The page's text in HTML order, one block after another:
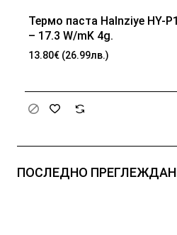
Термо паста Halnziye HY-
– 17.3 W/mK 4g.
13.80€ (26.99лв.)
ПОСЛЕДНО